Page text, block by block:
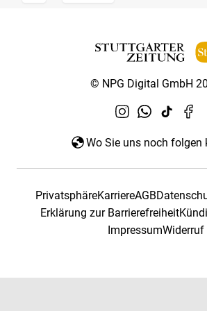
© NPG Digital GmbH
Wo Sie uns noch folgen
PrivatsphäreKarriereAGB
Erklärung zur Barrierefreiheit
ImpressumWiderruf